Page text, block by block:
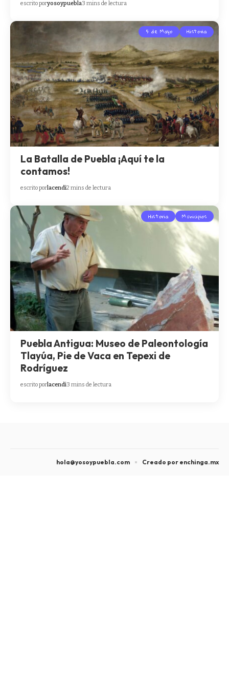
escrito poryosoypuebla3 mins de lectura
5 de Mayo Historia
La Batalla de Puebla ¡Aquí te la
contamos!
escrito porlacendi2 mins de lectura
Historia Municipios
Puebla Antigua: Museo de Paleontología
Tlayúa, Pie de Vaca en Tepexi de
Rodríguez
escrito porlacendi3 mins de lectura
hola@yosoypuebla.com Creado por enchinga.mx